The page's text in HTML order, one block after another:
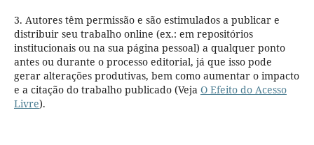
3. Autores têm permissão e são estimulados a publicar e
distribuir seu trabalho online (ex.: em repositórios
institucionais ou na sua página pessoal) a qualquer ponto
antes ou durante o processo editorial, já que isso pode
gerar alterações produtivas, bem como aumentar o impacto
e a citação do trabalho publicado (Veja O Efeito do Acesso
Livre).